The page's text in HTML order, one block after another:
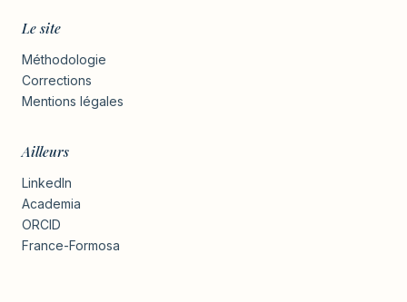
Le site
Méthodologie
Corrections
Mentions légales
Ailleurs
LinkedIn
Academia
ORCID
France-Formosa